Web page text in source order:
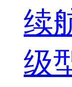
续
级